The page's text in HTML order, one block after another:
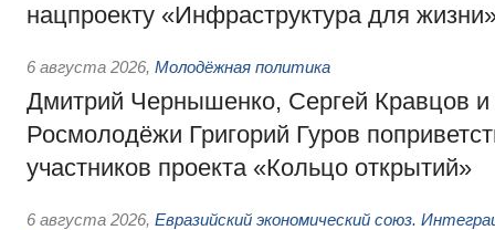
нацпроекту «Инфраструктура для
6 августа 2026, Молодёжная политика
Дмитрий Чернышенко, Сергей Кравцов и
Росмолодёжи Григорий Гуров
участников проекта «Кольцо открытий»
6 августа 2026, Евразийский экономический союз.